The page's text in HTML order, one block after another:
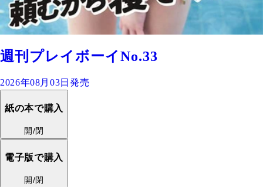
週刊プレイボーイNo.33
2026年08月03日発売
紙の本で購入
開/閉
電子版で購入
開/閉